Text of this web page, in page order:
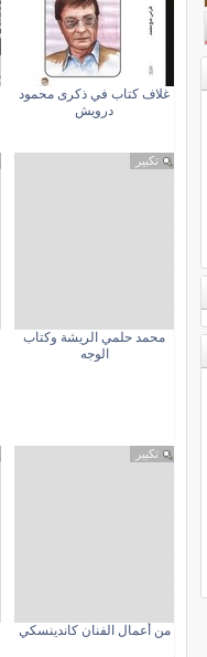
غلاف كتاب في ذكرى محمود
درويش
تكبير
محمد حلمي الريشة وكتاب
الوجه
تكبير
من أعمال الفنان كاندينسكي